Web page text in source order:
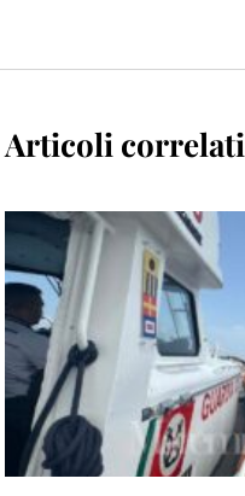
Articoli correlati